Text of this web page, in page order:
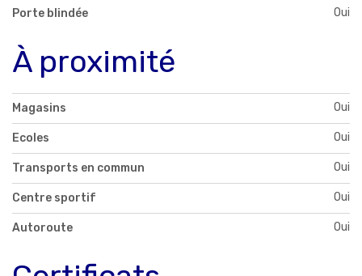
Porte blindée Oui
À proximité
Magasins Oui
Ecoles Oui
Transports en commun Oui
Centre sportif Oui
Autoroute Oui